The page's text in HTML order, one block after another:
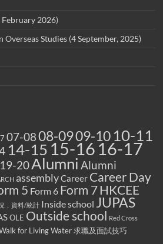
2026)
Overseas Studies (4 September, 2025)
07-0808-0909-10 10-11
14-15 15-16 16-17
19-20Alumni Alumni
assemblyCareer Career Day
5 Form 6 Form 7HKCEE
，資料/統計 Inside school JUPAS
OLE Outside school Red Cross
for Living Water 求職及面試技巧